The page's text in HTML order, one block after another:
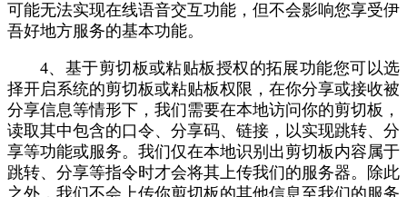
可能无法实现在线语音交互功能，但不会影响您享受伊
吾好地方服务的基本功能。
4、基于剪切板或粘贴板授权的拓展功能您可以选
择开启系统的剪切板或粘贴板权限，在你分享或接收被
分享信息等情形下，我们需要在本地访问你的剪切板，
读取其中包含的口令、分享码、链接，以实现跳转、分
享等功能或服务。我们仅在本地识别出剪切板内容属于
跳转、分享等指令时才会将其上传我们的服务器。除此